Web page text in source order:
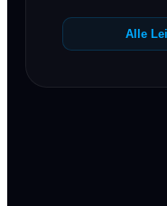
SEO für
Dauerhaft
Alle